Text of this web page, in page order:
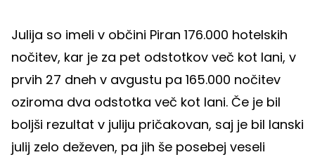
Julija so imeli v občini Piran 176.000 hotelskih
nočitev, kar je za pet odstotkov več kot lani, v
prvih 27 dneh v avgustu pa 165.000 nočitev
oziroma dva odstotka več kot lani. Če je bil
boljši rezultat v juliju pričakovan, saj je bil lanski
julij zelo deževen, pa jih še posebej veseli